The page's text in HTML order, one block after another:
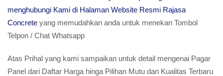
menghubungi Kami di Halaman Website Resmi Rajasa
Concrete yang memudahkan anda untuk menekan Tombol
Telpon / Chat Whatsapp
Atas Prihal yang kami sampaikan untuk detail mengenai Pagar
Panel dari Daftar Harga hinga Pilihan Mutu dan Kualitas Terbaru